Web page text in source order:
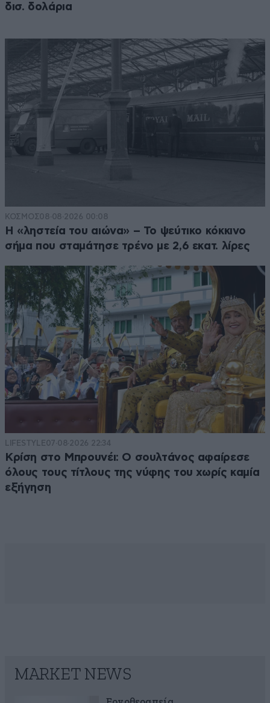
δισ. δολάρια
ΚΟΣΜΟΣ08·08·2026 00:08
Η «ληστεία του αιώνα» – Το ψεύτικο κόκκινο
σήμα που σταμάτησε τρένο με 2,6 εκατ. λίρες
LIFESTYLE07·08·2026 22:34
Κρίση στο Μπρουνέι: Ο σουλτάνος αφαίρεσε
όλους τους τίτλους της νύφης του χωρίς καμία
εξήγηση
MARKET NEWS